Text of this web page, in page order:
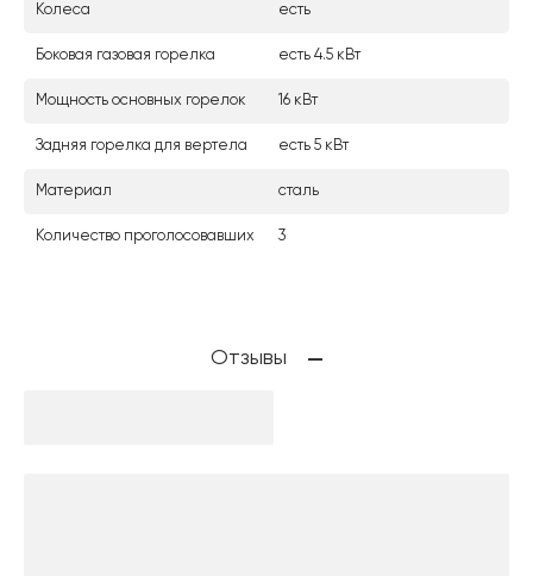
Колеса есть
Боковая газовая горелка есть 4.5 кВт
Мощность основных горелок 16 кВт
Задняя горелка для вертела есть 5 кВт
Материал сталь
Количество проголосовавших 3
Отзывы